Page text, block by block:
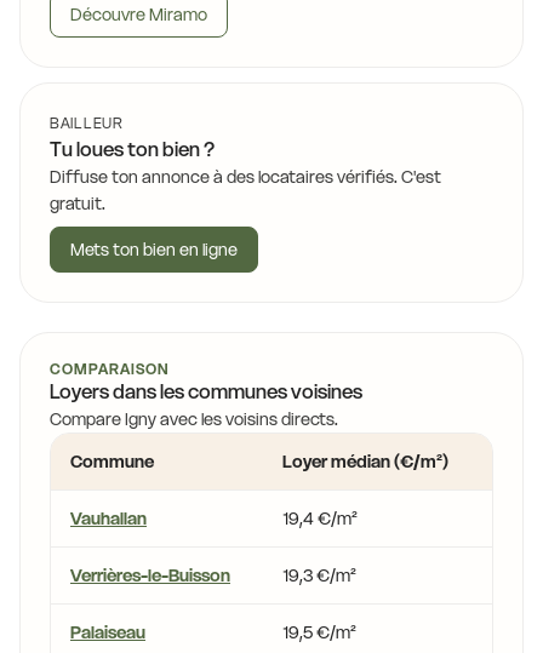
Découvre Miramo
BAILLEUR
Tu loues ton bien ?
Diffuse ton annonce à des locataires vérifiés. C'est
gratuit.
Mets ton bien en ligne
COMPARAISON
Loyers dans les communes voisines
Compare Igny avec les voisins directs.
Commune
Loyer médian (€/m²)
Vauhallan 19,4 €/m²
Verrières-le-Buisson 19,3 €/m²
Palaiseau 19,5 €/m²